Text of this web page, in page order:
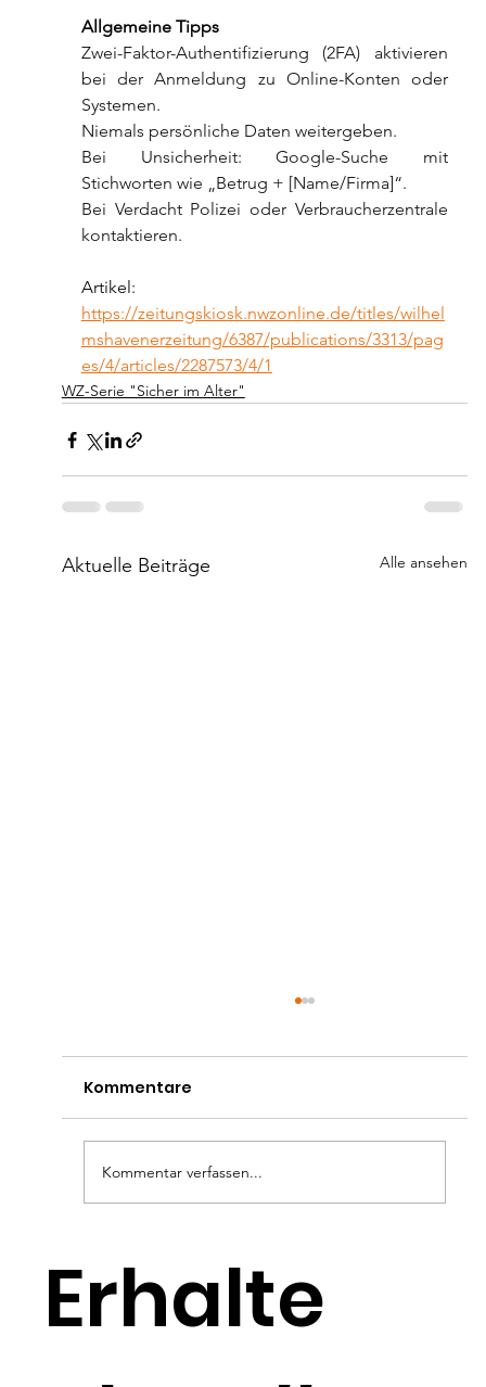
Allgemeine Tipps
Zwei-Faktor-Authentifizierung (2FA) aktivieren
bei der Anmeldung zu Online-Konten oder
Systemen.
Niemals persönliche Daten weitergeben.
Bei Unsicherheit: Google-Suche mit
Stichworten wie „Betrug + [Name/Firma]“.
Bei Verdacht Polizei oder Verbraucherzentrale
kontaktieren.
https://zeitungskiosk.nwzonline.de/titles/wilhel
mshavenerzeitung/6387/publications/3313/pag
es/4/articles/2287573/4/1
WZ-Serie "Sicher im Alter"
Aktuelle Beiträge Alle ansehen
über Protatakrebs
Kommentare
Kommentar verfassen...
Erhalte